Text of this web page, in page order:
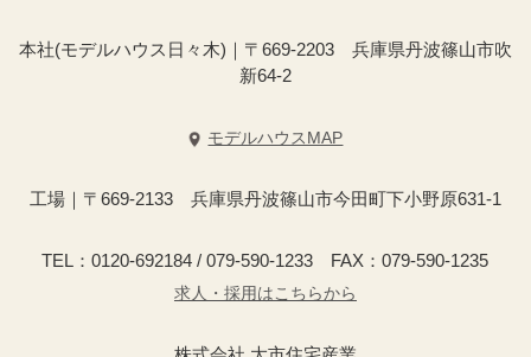
本社(モデルハウス日々木)｜〒669-2203 兵庫県丹波篠山市吹
新64-2
モデルハウスMAP
工場｜〒669-2133 兵庫県丹波篠山市今田町下小野原631-1
TEL：0120-692184 / 079-590-1233 FAX：079-590-1235
求人・採用はこちらから